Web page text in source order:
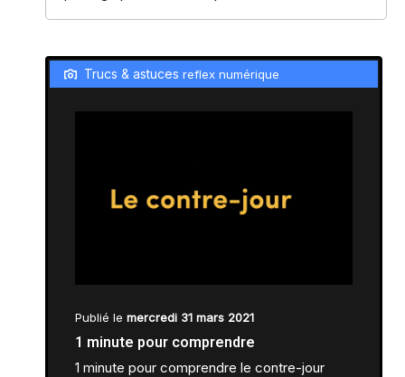
Trucs & astucesreflex numérique
Publié le mercredi 31 mars 2021
1 minute pour comprendre
1 minute pour comprendre le contre-jour